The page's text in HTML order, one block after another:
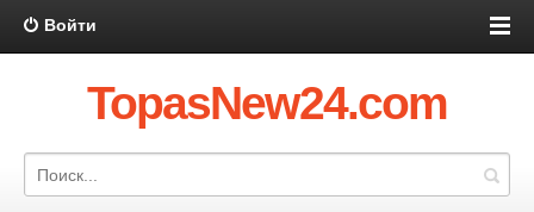
Войти
TopasNew24.com